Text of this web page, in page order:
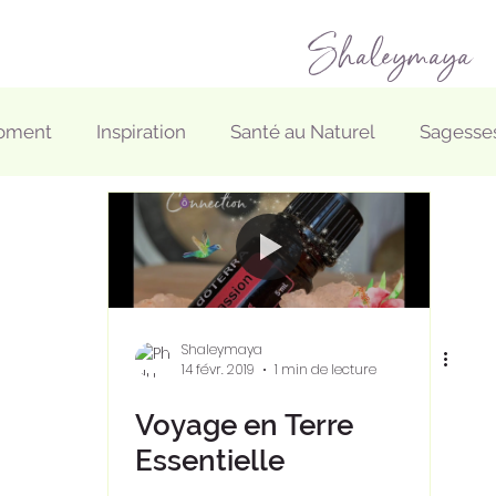
Shaleymaya
Inspiration Santé au Naturel
Shaleymaya
14 févr. 2019
1 min de lecture
Voyage en Terre
Essentielle